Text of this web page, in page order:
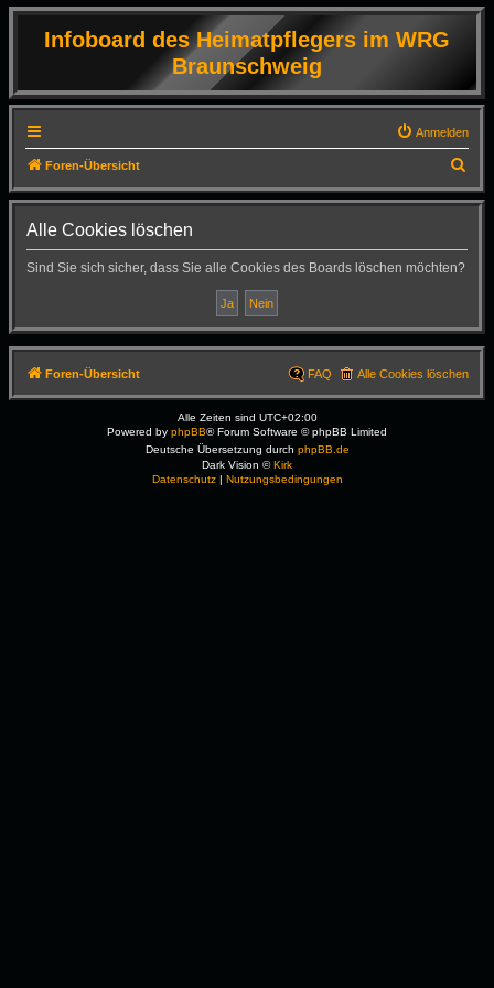
Infoboard des Heimatpflegers im WRG
Braunschweig
Anmelden
Foren-Übersicht
u
Alle Cookies löschen
Sind Sie sich sicher, dass Sie alle Cookies des Boards löschen möchten?
Foren-Übersicht Alle Cookies löschen
FAQ
Alle Zeiten sind UTC+02:00
Powered by phpBB® Forum Software © phpBB Limited
Deutsche Übersetzung durch phpBB.de
Dark Vision ©Kirk
Datenschutz| Nutzungsbedingungen